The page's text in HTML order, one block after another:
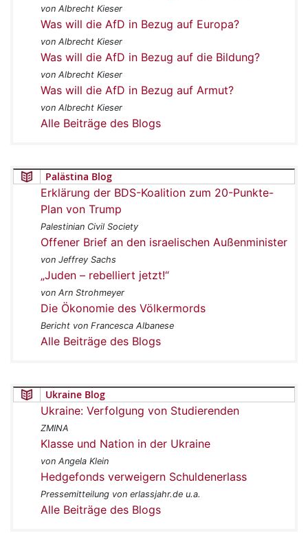
von Albrecht Kieser
Was will die AfD in Bezug auf Europa?
von Albrecht Kieser
Was will die AfD in Bezug auf die Bildung?
von Albrecht Kieser
Was will die AfD in Bezug auf Armut?
von Albrecht Kieser
Alle Beiträge des Blogs
Palästina Blog
Erklärung der BDS-Koalition zum 20-Punkte-
Plan von Trump
Palestinian Civil Society
Offener Brief an den israelischen Außenminister
von Jeffrey Sachs
„Juden – rebelliert jetzt!“
von Arn Strohmeyer
Die Ökonomie des Völkermords
Bericht von Francesca Albanese
Alle Beiträge des Blogs
Ukraine Blog
Ukraine: Verfolgung von Studierenden
ZMINA
Klasse und Nation in der Ukraine
von Angela Klein
Hedgefonds verweigern Schuldenerlass
Pressemitteilung von erlassjahr.de u.a.
Alle Beiträge des Blogs